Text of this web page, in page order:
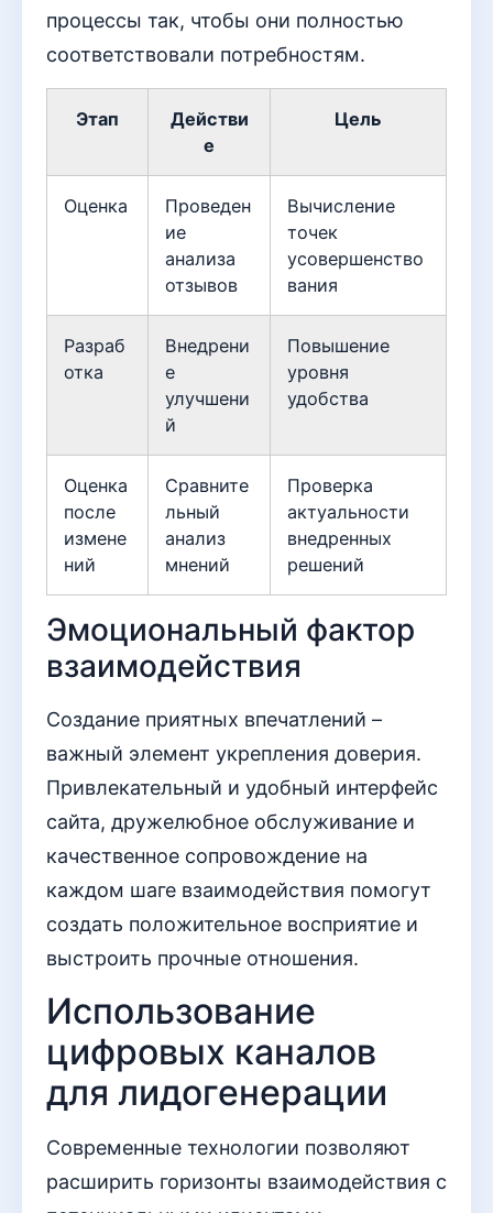
процессы так, чтобы они полностью
соответствовали потребностям.
Этап
Действи
е
Цель
Оценка
Проведен
ие
анализа
отзывов
Вычисление
точек
усовершенство
вания
Разраб
отка
Внедрени
е
улучшени
й
Повышение
уровня
удобства
Оценка
после
измене
ний
Сравните
льный
анализ
мнений
Проверка
актуальности
внедренных
решений
Эмоциональный фактор
взаимодействия
Создание приятных впечатлений –
важный элемент укрепления доверия.
Привлекательный и удобный интерфейс
сайта, дружелюбное обслуживание и
качественное сопровождение на
каждом шаге взаимодействия помогут
создать положительное восприятие и
выстроить прочные отношения.
Использование
цифровых каналов
для лидогенерации
Современные технологии позволяют
расширить горизонты взаимодействия с